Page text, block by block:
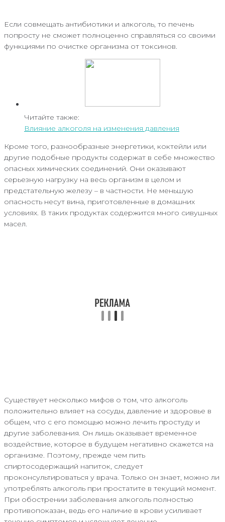
Если совмещать антибиотики и алкоголь, то печень
попросту не сможет полноценно справляться со своими
функциями по очистке организма от токсинов.
Читайте также:
Влияние алкоголя на изменения давления
Кроме того, разнообразные энергетики, коктейли или
другие подобные продукты содержат в себе множество
опасных химических соединений. Они оказывают
серьезную нагрузку на весь организм в целом и
предстательную железу – в частности. Не меньшую
опасность несут вина, приготовленные в домашних
условиях. В таких продуктах содержится много сивушных
масел.
Существует несколько мифов о том, что алкоголь
положительно влияет на сосуды, давление и здоровье в
общем, что с его помощью можно лечить простуду и
другие заболевания. Он лишь оказывает временное
воздействие, которое в будущем негативно скажется на
организме. Поэтому, прежде чем пить
спиртосодержащий напиток, следует
проконсультироваться у врача. Только он знает, можно ли
употреблять алкоголь при простатите в текущий момент.
При обострении заболевания алкоголь полностью
противопоказан, ведь его наличие в крови усиливает